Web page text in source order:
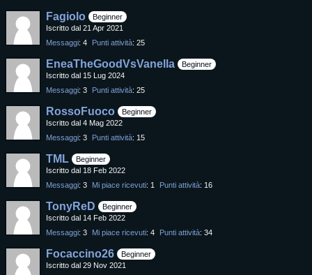
Fagiolo
Beginner
Iscritto dal 21 Apr 2021
Messaggi 4 Punti attività 25
EneaTheGoodVsVanella
Beginner
Iscritto dal 15 Lug 2024
Messaggi 3 Punti attività 25
RossoFuoco
Beginner
Iscritto dal 4 Mag 2022
Messaggi 3 Punti attività 15
TML
Beginner
Iscritto dal 18 Feb 2022
Messaggi 3 Mi piace ricevuti 1 Punti attività 16
TonyReD
Beginner
Iscritto dal 14 Feb 2022
Messaggi 3 Mi piace ricevuti 4 Punti attività 34
Focaccino26
Beginner
Iscritto dal 29 Nov 2021